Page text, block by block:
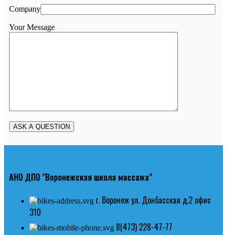
Company
Your Message
АНО ДПО "Воронежская школа массажа"
г. Воронеж ул. Донбасская д.2 офис
310
8(473) 228-47-77